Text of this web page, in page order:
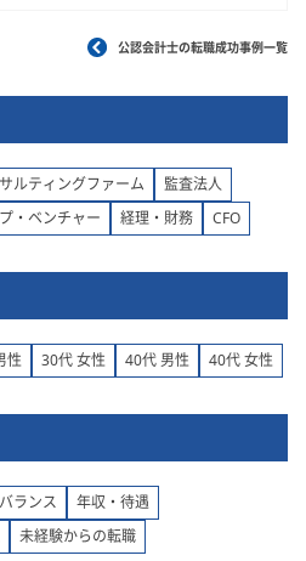
公認会計士の転職成功事例一覧
ルティングファーム
監査法人
・ベンチャー 経理・財務 CFO
性 30代 女性 40代 男性 40代 女性
ランス
年収・待遇
未経験からの転職